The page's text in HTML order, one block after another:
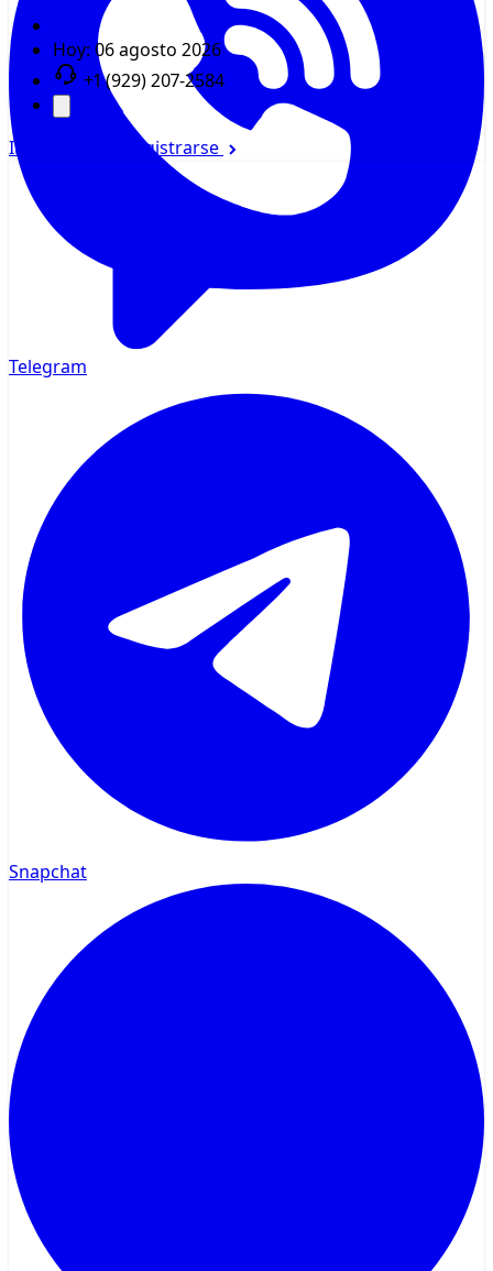
Hoy: 06 agosto 2026
+1 (929) 207-2584
Iniciar sesión Registrarse
Telegram
Snapchat